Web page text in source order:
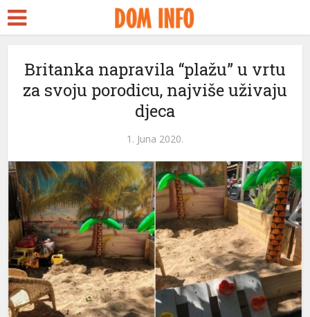
Britanka napravila “plažu” u vrtu
za svoju porodicu, najviše uživaju
djeca
1. Juna 2020.